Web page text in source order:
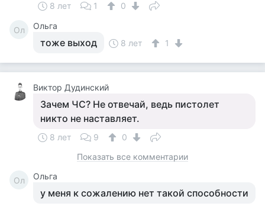
8 лет 1 0
Ол Ольга
тоже выход 8 лет 1
Виктор Дудинский
Зачем ЧС? Не отвечай, ведь пистолет
никто не наставляет.
8 лет 9
0
Показать все комментарии
Ол Ольга
у меня к сожалению нет такой способности